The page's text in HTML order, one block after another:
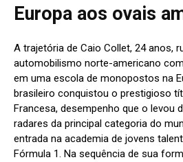
Europa aos ovais
A trajetória de Caio Collet, 24 anos,
automobilismo norte-americano
em uma escola de monopostos na
brasileiro conquistou o prestigioso
Francesa, desempenho que o levou
radares da principal categoria do
entrada na academia de jovens
Fórmula 1. Na sequência de sua